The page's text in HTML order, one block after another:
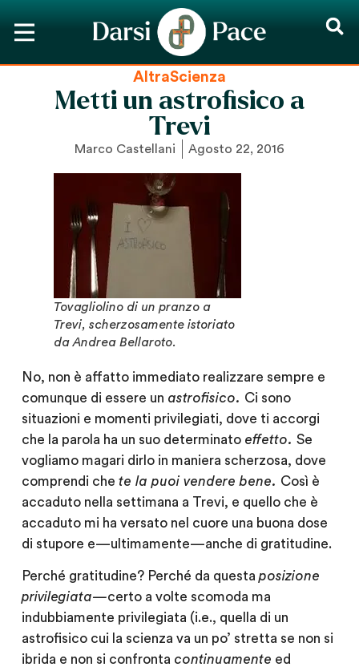
AltraScienza
Metti un astrofisico a
Trevi
Marco Castellani Agosto 22, 2016
Tovagliolino di un pranzo a
Trevi, scherzosamente istoriato
da Andrea Bellaroto.
No, non è affatto immediato realizzare sempre e
comunque di essere un astrofisico. Ci sono
situazioni e momenti privilegiati, dove ti accorgi
che la parola ha un suo determinato effetto. Se
vogliamo magari dirlo in maniera scherzosa, dove
comprendi che te la puoi vendere bene. Così è
accaduto nella settimana a Trevi, e quello che è
accaduto mi ha versato nel cuore una buona dose
di stupore e — ultimamente — anche di gratitudine.
Perché gratitudine? Perché da questa posizione
privilegiata —certo a volte scomoda ma
indubbiamente privilegiata (i.e., quella di un
astrofisico cui la scienza va un po’ stretta se non si
ibrida e non si confronta continuamente ed